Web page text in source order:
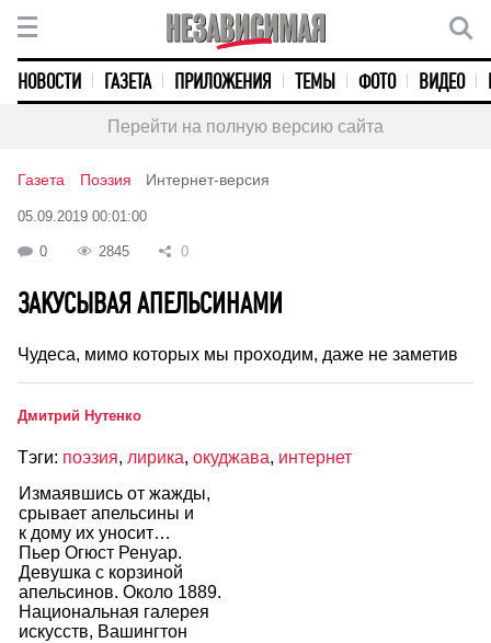
НОВОСТИ ГАЗЕТА ПРИЛОЖЕНИЯ ТЕМЫ ФОТО ВИДЕО
Перейти на полную версию сайта
Газета Поэзия Интернет-версия
05.09.2019 00:01:00
0 2845 0
ЗАКУСЫВАЯ АПЕЛЬСИНАМИ
Чудеса, мимо которых мы проходим, даже не заметив
Дмитрий Нутенко
Тэги: поэзия, лирика, окуджава, интернет
Измаявшись от жажды,
срывает апельсины и
к дому их уносит…
Пьер Огюст Ренуар.
Девушка с корзиной
апельсинов. Около 1889.
Национальная галерея
искусств, Вашингтон